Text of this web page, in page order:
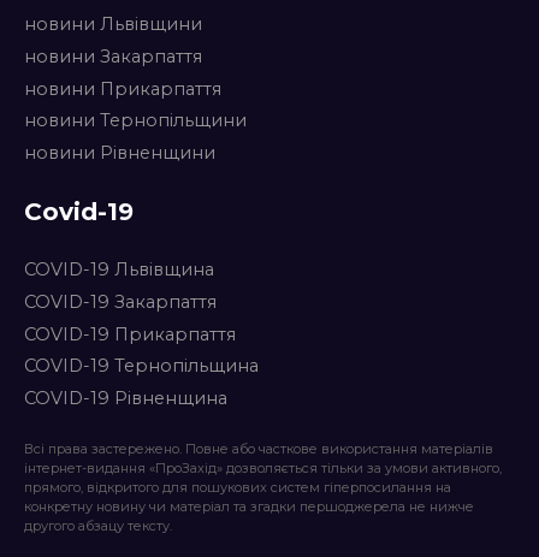
новини Львівщини
новини Закарпаття
новини Прикарпаття
новини Тернопільщини
новини Рівненщини
Covid-19
COVID-19 Львівщина
COVID-19 Закарпаття
COVID-19 Прикарпаття
COVID-19 Тернопільщина
COVID-19 Рівненщина
Всі права застережено. Повне або часткове використання матеріалів
інтернет-видання «ПроЗахід» дозволяється тільки за умови активного,
прямого, відкритого для пошукових систем гіперпосилання на
конкретну новину чи матеріал та згадки першоджерела не нижче
другого абзацу тексту.